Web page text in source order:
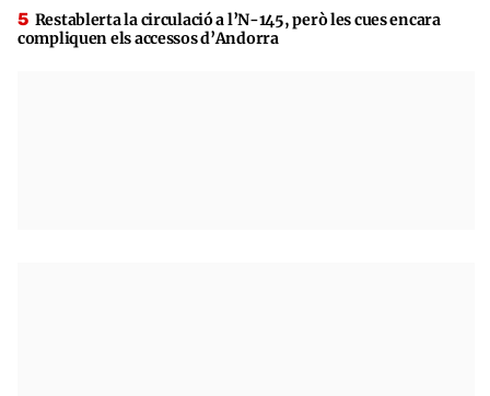
Restablerta la circulació a l’N-145, però les cues encara
compliquen els accessos d’Andorra